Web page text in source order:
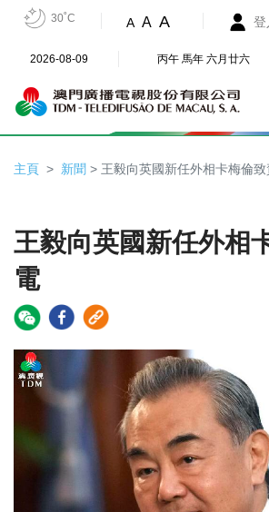
30˚C A A A 登
2026-08-09 丙午 馬年 六月廿六
主頁 新聞 > 王毅向英國新任外相卡梅倫致
王毅向英國新任外相
電